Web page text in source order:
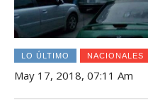
LO ÚLTIMO NACIONALES
May 17, 2018, 07:11 Am